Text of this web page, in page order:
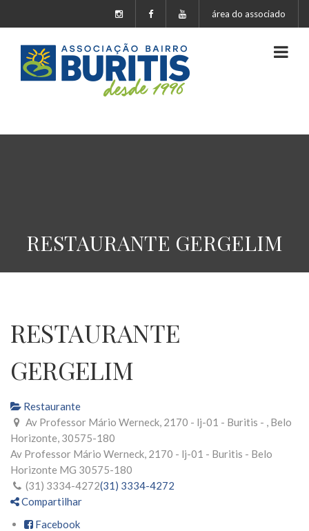
área do associado
RESTAURANTE GERGELIM
RESTAURANTE
GERGELIM
Restaurante
Av Professor Mário Werneck, 2170 - lj-01 - Buritis - , Belo
Horizonte, 30575-180
Av Professor Mário Werneck, 2170 - lj-01 - Buritis - Belo
Horizonte MG 30575-180
(31) 3334-4272(31) 3334-4272
Compartilhar
Facebook